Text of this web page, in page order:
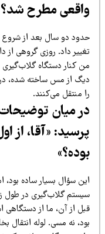
مطرح شد؟
دو سال بعد از شروع
داد. روزی گروهی از
کنار دستگاه گلاب‌گیری
از مس ساخته شده، درپوش
منتقل می‌کنند.
میان توضیحات،
«آقا، از
سؤال بسیار ساده بود، اما
از آن، ما از دستگاهی
نه مسی. لوله انتقال بخار